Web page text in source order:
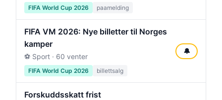
FIFA World Cup 2026 paamelding
FIFA VM 2026: Nye billetter til Norges
kamper
⚽ Sport · 60 venter
FIFA World Cup 2026 billettsalg
🔔
Forskuddsskatt frist